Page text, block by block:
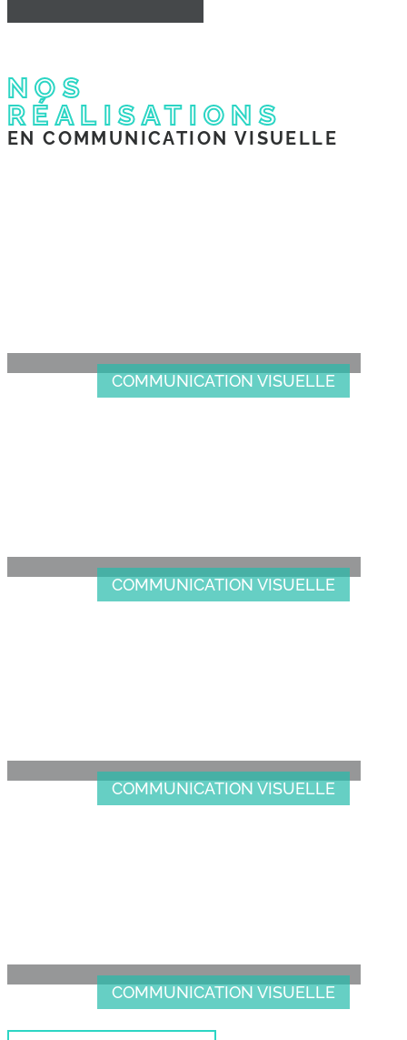
NOS
RÉALISATIONS
EN COMMUNICATION VISUELLE
COMMUNICATION VISUELLE
COMMUNICATION VISUELLE
COMMUNICATION VISUELLE
COMMUNICATION VISUELLE